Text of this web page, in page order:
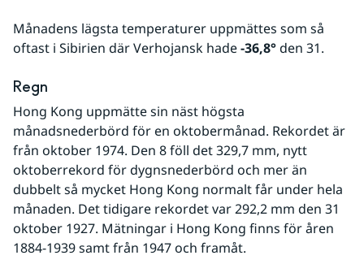
Månadens lägsta temperaturer uppmättes som så
oftast i Sibirien där Verhojansk hade -36,8° den 31.
Regn
Hong Kong uppmätte sin näst högsta
månadsnederbörd för en oktobermånad. Rekordet är
från oktober 1974. Den 8 föll det 329,7 mm, nytt
oktoberrekord för dygnsnederbörd och mer än
dubbelt så mycket Hong Kong normalt får under hela
månaden. Det tidigare rekordet var 292,2 mm den 31
oktober 1927. Mätningar i Hong Kong finns för åren
1884-1939 samt från 1947 och framåt.